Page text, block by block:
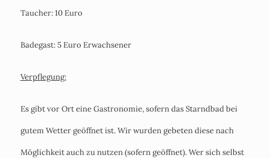
Taucher: 10 Euro
Badegast: 5 Euro Erwachsener
Verpflegung:
Es gibt vor Ort eine Gastronomie, sofern das Starndbad bei
gutem Wetter geöffnet ist. Wir wurden gebeten diese nach
Möglichkeit auch zu nutzen (sofern geöffnet). Wer sich selbst